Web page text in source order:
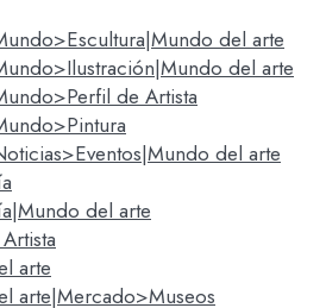
del arte
del arte
de Artista
del arte
del arte
arte
arte|Mercado>Museos